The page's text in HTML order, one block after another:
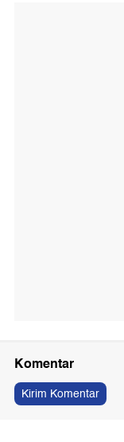
Komentar
Kirim Komentar